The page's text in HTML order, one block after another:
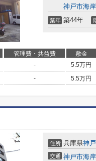
神戸市海
築年 築44年
管理費・共益費 敷金
- 5.5万円
- 5.5万円
住所 兵庫県神
交通 神戸市海